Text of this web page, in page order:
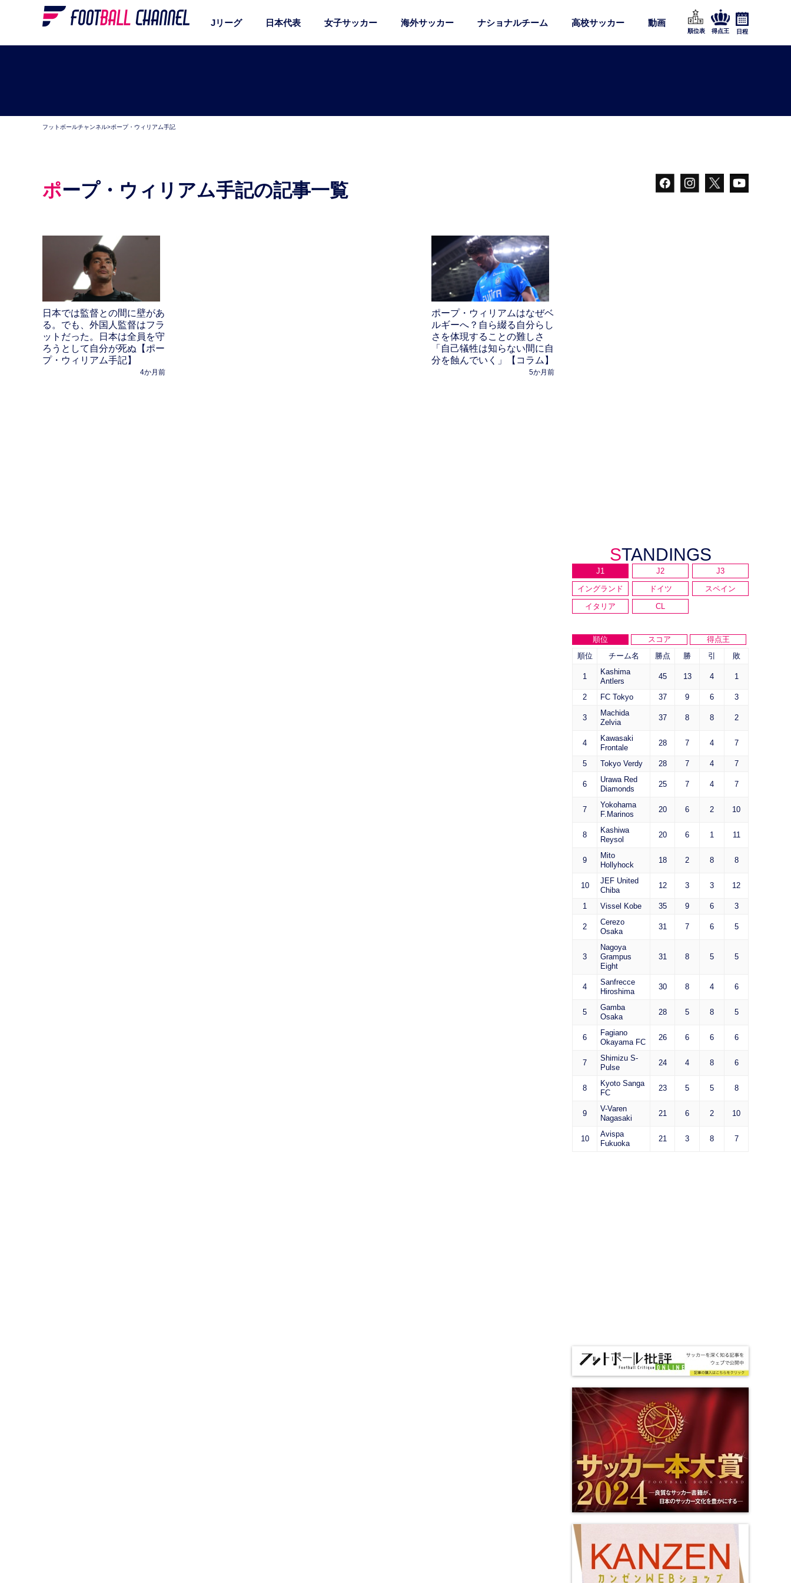
Jリーグ 日本代表 女子サッカー 海外サッカー ナショナルチーム 高校サッカー 動画
順位表 得点王 日程
フットボールチャンネル>ポープ・ウィリアム手記
ポープ・ウィリアム手記の記事一覧
日本では監督との間に壁があ
る。でも、外国人監督はフラ
ットだった。日本は全員を守
ろうとして自分が死ぬ【ポー
プ・ウィリアム手記】
4か月前
ポープ・ウィリアムはなぜベ
ルギーへ？自ら綴る自分らし
さを体現することの難しさ
「自己犠牲は知らない間に自
分を蝕んでいく」【コラム】
5か月前
STANDINGS
J1 J2
J3
イングランド
ドイツ
スペイン
イタリア
CL
順位 スコア
得点王
順位
チーム名 勝点 勝 引 敗
1
Kashima
Antlers
45 13 4 1
2 FC Tokyo 37 9 6 3
3
Machida
Zelvia
37 8 8 2
4
Kawasaki
Frontale
28 7 4 7
5 Tokyo Verdy 28 7 4 7
6
Urawa Red
Diamonds
25 7 4 7
7
Yokohama
F.Marinos
20 6 2 10
8
Kashiwa
Reysol
20 6 1 11
9
Mito
Hollyhock
18 2 8 8
10
JEF United
Chiba
12 3 3 12
1 Vissel Kobe 35 9 6 3
2
Cerezo
Osaka
31 7 6 5
3
Nagoya
Grampus
Eight
31 8 5 5
4
Sanfrecce
Hiroshima
30 8 4 6
5
Gamba
Osaka
28 5 8 5
6
Fagiano
Okayama FC
26 6 6 6
7
Shimizu S-
Pulse
24 4 8 6
8
Kyoto Sanga
FC
23 5 5 8
9
V-Varen
Nagasaki
21 6 2 10
10
Avispa
Fukuoka
21 3 8 7